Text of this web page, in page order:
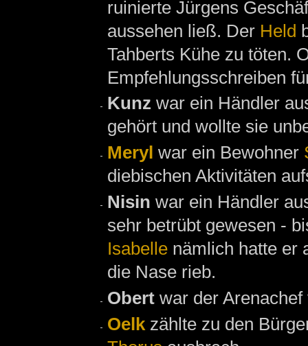
ruinierte Jürgens
aussehen ließ. Der Held
Tahberts Kühe zu töten.
Empfehlungsschreiben
Kunz war ein Händler
gehört und wollte sie
Meryl war ein Bewohner
diebischen Aktivitäten
Nisin war ein Händler
sehr betrübt gewesen -
Isabelle nämlich hatte er
die Nase rieb.
Obert war der
Oelk zählte zu den